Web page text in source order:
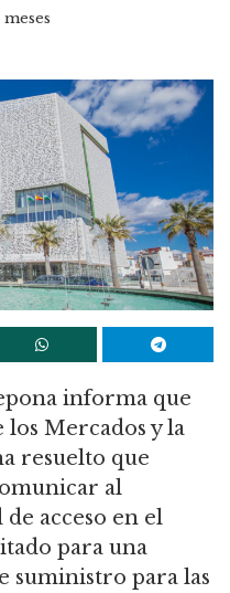
informa que
Mercados y la
resuelto que
al
acceso en el
para una
suministro para las